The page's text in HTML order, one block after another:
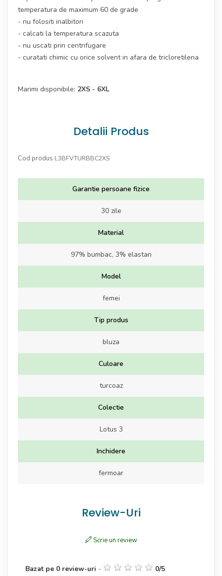
temperatura de maximum 60 de grade
- nu folositi inalbitori
- calcati la temperatura scazuta
- nu uscati prin centrifugare
- curatati chimic cu orice solvent in afara de tricloretilena
Marimi disponibile: 2XS - 6XL
Detalii Produs
Cod produs L3BFVTURBBC2XS
Garantie persoane fizice
30 zile
Material
97% bumbac, 3% elastan
Model
femei
Tip produs
bluza
Culoare
turcoaz
Colectie
Lotus 3
Inchidere
fermoar
Review-Uri
Scrie un review
Bazat pe 0 review-uri - 0/5